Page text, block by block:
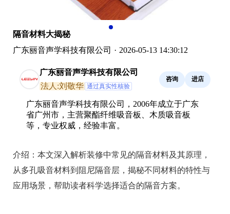
隔音材料大揭秘
广东丽音声学科技有限公司 · 2026-05-13 14:30:12
广东丽音声学科技有限公司
法人:刘敬华 通过真实性核验
咨询 进店
广东丽音声学科技有限公司，2006年成立于广东
省广州市，主营聚酯纤维吸音板、木质吸音板
等，专业权威，经验丰富。
介绍： 本文深入解析装修中常见的隔音材料及其原理，
从多孔吸音材料到阻尼隔音层，揭秘不同材料的特性与
应用场景，帮助读者科学选择适合的隔音方案。